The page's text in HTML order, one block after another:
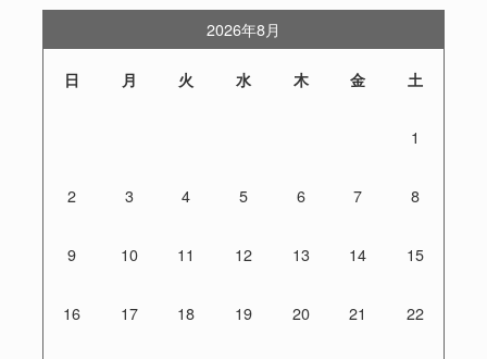
2026年8月
日 月 火 水 木 金 土
1
2 3 4 5 6 7 8
9 10 11 12 13 14 15
16 17 18 19 20 21 22